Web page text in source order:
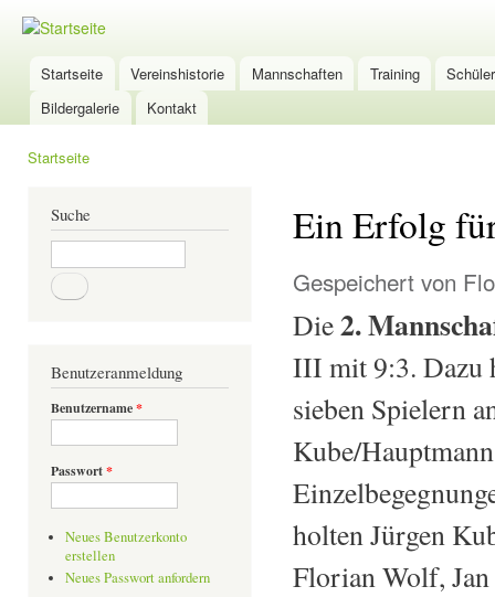
Wölfersheim
Tischtennis
Hauptmenü
Startseite Vereinshistorie Mannschaften Training
Bildergalerie
Kontakt
Startseite
Suche
Benutzeranmeldung
Benutzername*
Passwort*
Neues Benutzerkonto
erstellen
Neues Passwort anfordern
Ein Erfolg
Gespeichert von Flo
Die2.
III mit 9:3. Dazu
sieben Spielern
Kube/
holten Jürgen
Florian Wolf, Jan